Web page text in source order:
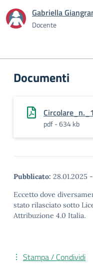
Gabriella
Docente
Documenti
pdf - 634 kb
Pubblicato: 28.01.2025 -
Eccetto dove
stato rilasciato sotto
Attribuzione 4.0 Italia.
Stampa / Condividi